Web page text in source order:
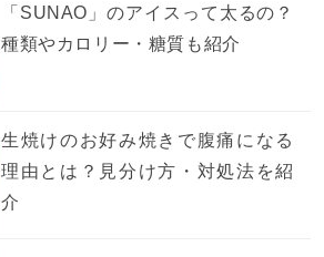
「SUNAO」のアイスって太るの？
種類やカロリー・糖質も紹介
生焼けのお好み焼きで腹痛になる
理由とは？見分け方・対処法を紹
介